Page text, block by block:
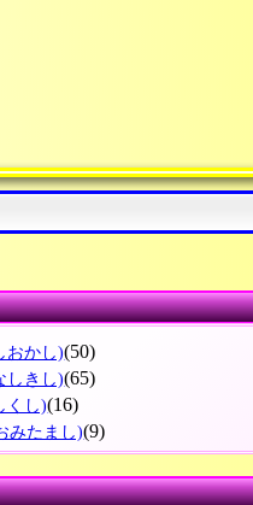
おかし)(50)
しきし)(65)
くし)(16)
みたまし)(9)